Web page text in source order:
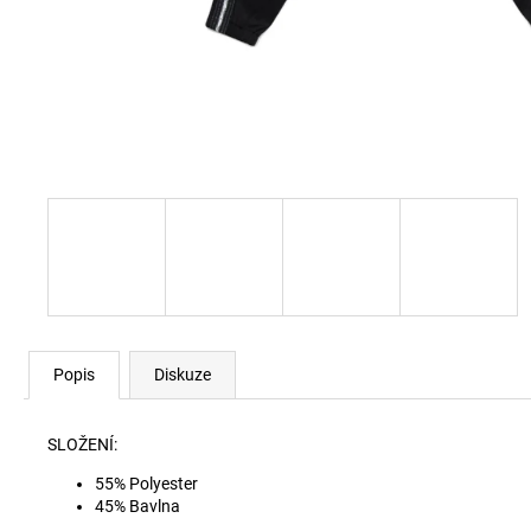
Popis Diskuze
SLOŽENÍ:
55% Polyester
45% Bavlna
60920 LEHKÝ SVERT 6051